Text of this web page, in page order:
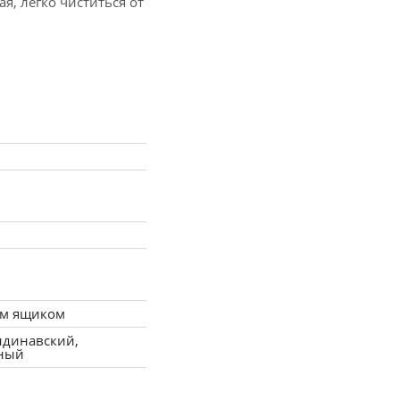
матрасом или
изделия. Мебельная
ящиком